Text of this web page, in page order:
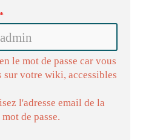
le mot de passe car vous
sur votre wiki, accessibles
l'adresse email de la
de passe.